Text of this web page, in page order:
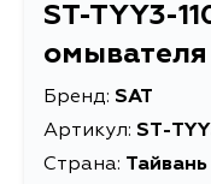
ST-TYY3-
Бренд: SAT
Артикул: ST-
Страна: Тайвань